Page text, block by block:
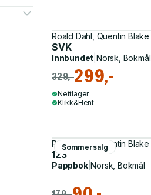
Roald Dahl, Quentin Blake
SVK
Innbundet |Norsk, Bokmål
329,-299,-
Nettlager
Klikk&Hent
Sommersalg
Roald Dahl, Quentin Blake
123
Pappbok|Norsk, Bokmål